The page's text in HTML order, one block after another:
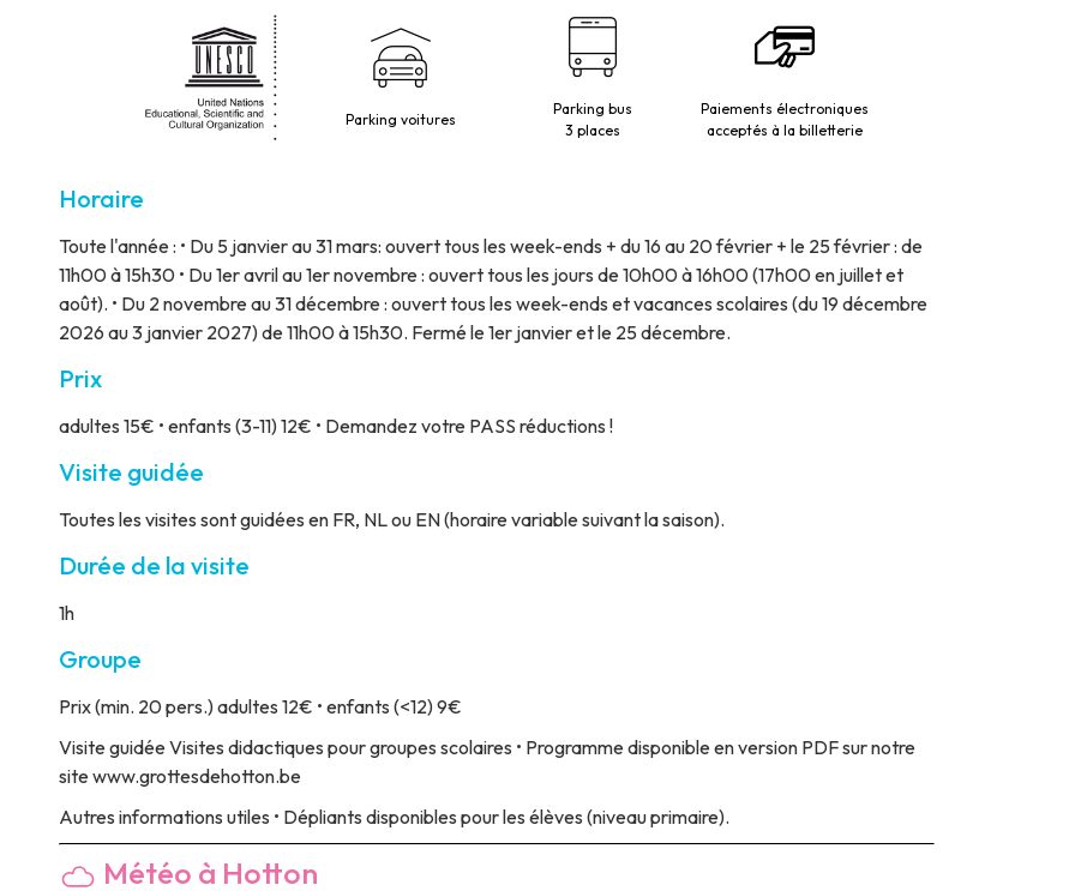
Parking voitures
Parking bus
3 places
Paiements électroniques
acceptés à la billetterie
Horaire
Toute l'année : • Du 5 janvier au 31 mars: ouvert tous les week-ends + du 16 au 20 février + le 25 février : de
11h00 à 15h30 • Du 1er avril au 1er novembre : ouvert tous les jours de 10h00 à 16h00 (17h00 en juillet et
août). • Du 2 novembre au 31 décembre : ouvert tous les week-ends et vacances scolaires (du 19 décembre
2026 au 3 janvier 2027) de 11h00 à 15h30. Fermé le 1er janvier et le 25 décembre.
Prix
adultes 15€ • enfants (3-11) 12€ • Demandez votre PASS réductions !
Visite guidée
Toutes les visites sont guidées en FR, NL ou EN (horaire variable suivant la saison).
Durée de la visite
1h
Groupe
Prix(min. 20 pers.) adultes 12€ • enfants (<12) 9€
Visite guidéeVisites didactiques pour groupes scolaires • Programme disponible en version PDF sur notre
site www.grottesdehotton.be
Autres informations utiles • Dépliants disponibles pour les élèves (niveau primaire).
Météo à Hotton